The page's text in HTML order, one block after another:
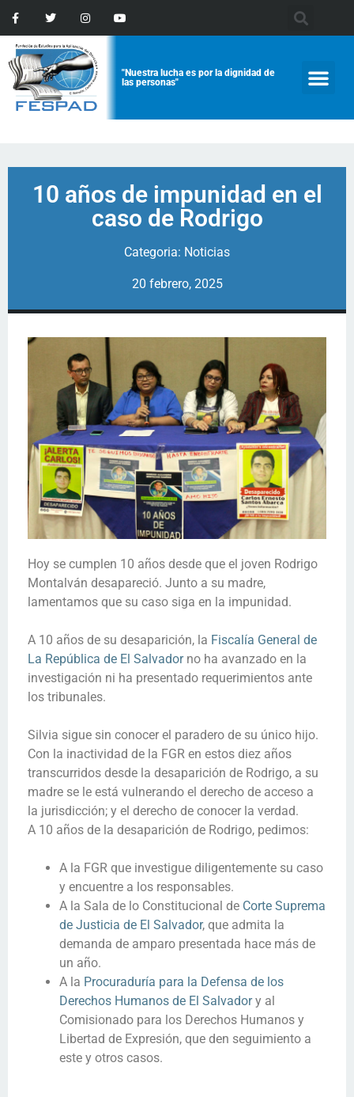
"Nuestra lucha es por la dignidad de
las personas"
10 años de impunidad en el
caso de Rodrigo
Categoria: Noticias
20 febrero, 2025
Hoy se cumplen 10 años desde que el joven Rodrigo
Montalván desapareció. Junto a su madre,
lamentamos que su caso siga en la impunidad.
A 10 años de su desaparición, la Fiscalía General de
La República de El Salvadorno ha avanzado en la
investigación ni ha presentado requerimientos ante
los tribunales.
Silvia sigue sin conocer el paradero de su único hijo.
Con la inactividad de la FGR en estos diez años
transcurridos desde la desaparición de Rodrigo, a su
madre se le está vulnerando el derecho de acceso a
la jurisdicción; y el derecho de conocer la verdad.
A 10 años de la desaparición de Rodrigo, pedimos:
A la FGR que investigue diligentemente su caso
y encuentre a los responsables.
A la Sala de lo Constitucional de Corte Suprema
de Justicia de El Salvador, que admita la
demanda de amparo presentada hace más de
un año.
A la Procuraduría para la Defensa de los
Derechos Humanos de El Salvadory al
Comisionado para los Derechos Humanos y
Libertad de Expresión, que den seguimiento a
este y otros casos.